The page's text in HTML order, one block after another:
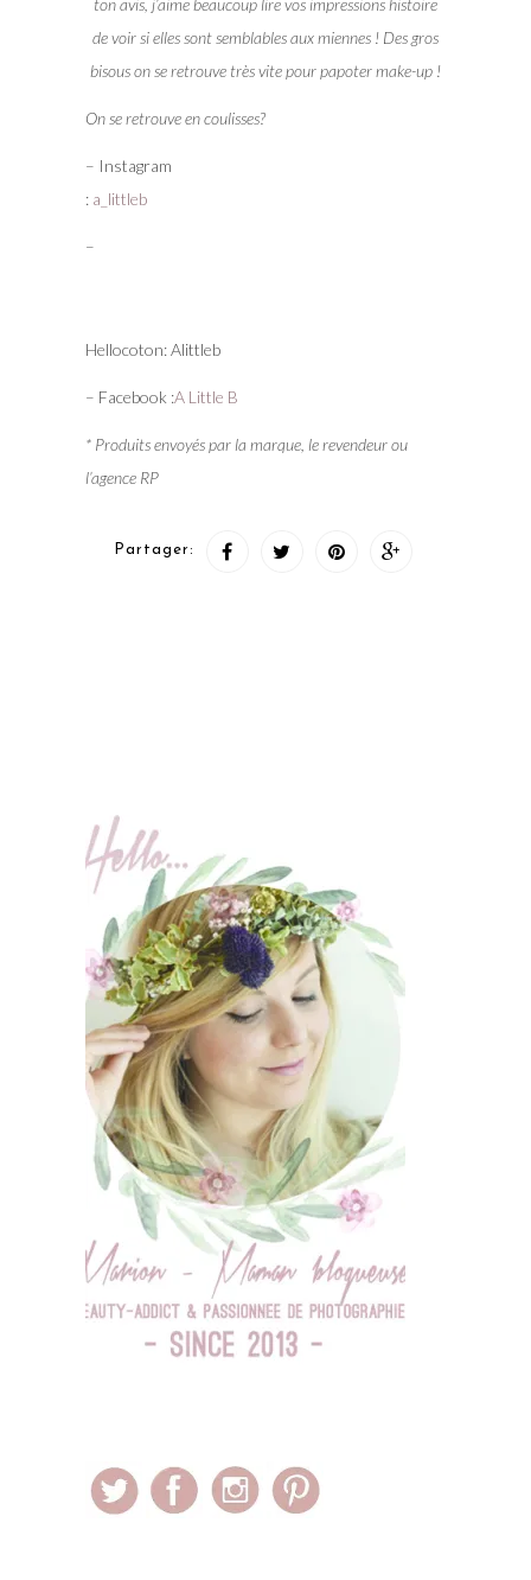
de voir si elles sont semblables aux miennes ! Des gros
bisous on se retrouve très vite pour papoter make-up !
On se retrouve en coulisses?
– Instagram
: a_littleb
– Hellocoton: Alittleb
* Produits envoyés par la marque, le revendeur ou
Partager:
– DANS LES COULISSES –